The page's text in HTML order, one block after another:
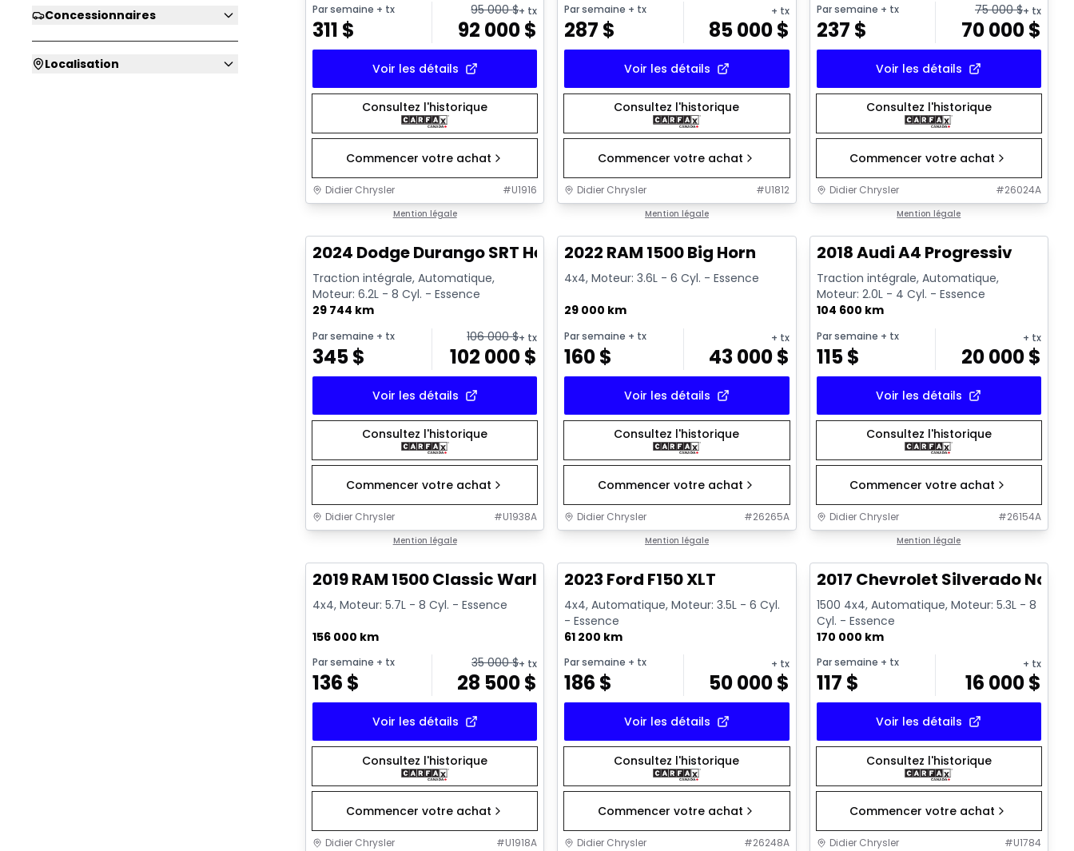
Concessionnaires
Localisation
Par semaine + tx
311 $
95 000$+ tx
92 000$
Voir les détails
Consultez l'historique
Commencer votre achat
Didier Chrysler #U1916
Mention légale
Par semaine + tx
287 $
+ tx
85 000$
Voir les détails
Consultez l'historique
Commencer votre achat
Didier Chrysler #U1812
Mention légale
Par semaine + tx
237 $
75 000$+ tx
70 000$
Voir les détails
Consultez l'historique
Commencer votre achat
Didier Chrysler #26024A
Mention légale
Très bonne offre
2024 Dodge Durango SRT Hellcat
Traction intégrale, Automatique,
Moteur: 6.2L - 8 Cyl. - Essence
29 744 km
Par semaine + tx
345$
106 000$+ tx
102 000$
Voir les détails
Consultez l'historique
Commencer votre achat
Didier Chrysler #U1938A
Mention légale
Très bonne offre
2022 RAM 1500 Big Horn
4x4, Moteur: 3.6L - 6 Cyl. - Essence
29 000 km
Par semaine + tx
160$
+ tx
43 000$
Voir les détails
Consultez l'historique
Commencer votre achat
Didier Chrysler #26265A
Mention légale
Très bonne offre
2018 Audi A4 Progressiv
Traction intégrale, Automatique,
Moteur: 2.0L - 4 Cyl. - Essence
104 600 km
Par semaine + tx
115$
+ tx
20 000$
Voir les détails
Consultez l'historique
Commencer votre achat
Didier Chrysler #26154A
Mention légale
Très bonne offre
2019 RAM 1500 Classic Warlock
4x4, Moteur: 5.7L - 8 Cyl. - Essence
156 000 km
Par semaine + tx
136 $
35 000$+ tx
28 500$
Voir les détails
Consultez l'historique
Commencer votre achat
Didier Chrysler #U1918A
Très bonne offre
2023 Ford F150 XLT
4x4, Automatique, Moteur: 3.5L - 6 Cyl.
- Essence
61 200 km
Par semaine + tx
186 $
+ tx
50 000$
Voir les détails
Consultez l'historique
Commencer votre achat
Didier Chrysler #26248A
Très bonne offre
2017 Chevrolet Silverado Noir
1500 4x4, Automatique, Moteur: 5.3L - 8
Cyl. - Essence
170 000 km
Par semaine + tx
117 $
+ tx
16 000$
Voir les détails
Consultez l'historique
Commencer votre achat
Didier Chrysler #U1784